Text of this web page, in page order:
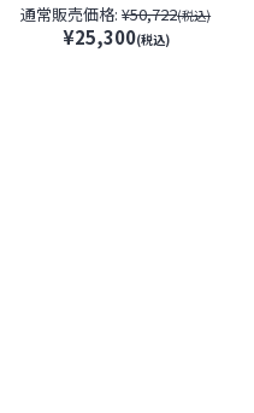
【VESA100】【防犯カメラ】
【監視カメラ】【セキュリティ
通常販売価格: ¥50,722(税込)
¥25,300(税込)